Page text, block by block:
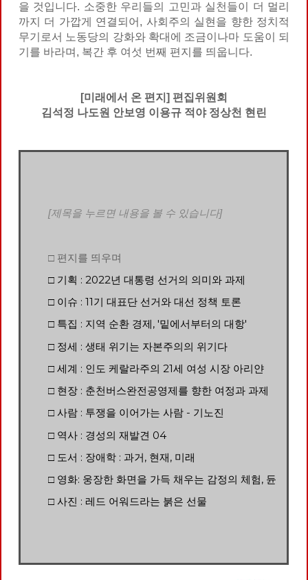
을 것입니다. 소중한 우리들의 고민과 실천들이 더 멀리
까지 더 가깝게 연결되어, 사회주의 실현을 향한 정치적
무기로서 노동당의 강화와 확대에 조금이나마 도움이 되
기를 바라며, 복간 후 여섯 번째 편지를 띄웁니다.
[미래에서 온 편지] 편집위원회
김석정 나도원 안보영 이용규 적야 정상천 현린
[제목을 누르면 내용을 볼 수 있습니다]
□ 편지를 띄우며
□ 기획 : 2022년 대통령 선거의 의미와 과제
□ 이슈 : 11기 대표단 선거와 대선 정책 토론
□ 특집 : 지역 순환 경제, '밑에서부터의 대항'
□ 정세 : 생태 위기는 자본주의의 위기다
□ 세계 : 인도 케랄라주의 21세 여성 시장 아리얀
□ 현장 : 춘천버스완전공영제를 향한 여정과 과제
□ 사람 : 투쟁을 이어가는 사람 - 기노진
□ 역사 : 경성의 재발견 04
□ 도서 : 장애학 : 과거, 현재, 미래
□ 영화: 웅장한 화면을 가득 채우는 감정의 체험, 듄
□ 사진 : 레드 어워드라는 붉은 선물